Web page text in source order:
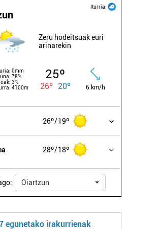
Iturria:
Zeru hodeitsuak euri
arinarekin
0mm
78%
3%
4100m
25º
26º 20º 6 km/h
26º 19º
28º 18º
Oiartzun
egunetako irakurrienak